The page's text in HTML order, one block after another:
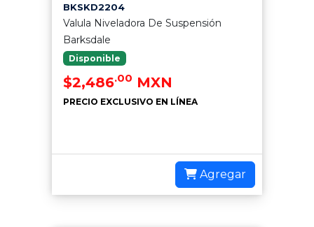
BKSKD2204
Valula Niveladora De Suspensión
Barksdale
Disponible
$2,486.00 MXN
PRECIO EXCLUSIVO EN LÍNEA
Agregar